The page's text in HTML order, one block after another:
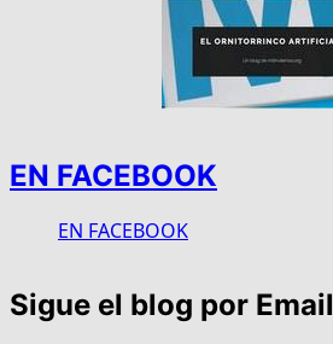
EN FACEBOOK
EN FACEBOOK
Sigue el blog por Email